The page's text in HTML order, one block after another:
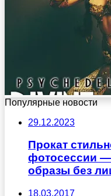
Популярные новости
29.12.2023
Прокат
фотосессии —
образы без
18.03.2017